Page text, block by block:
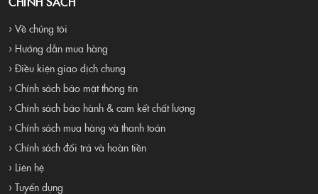
› Về chúng tôi
› Hướng dẫn mua hàng
› Điều kiện giao dịch chung
› Chính sách bảo mật thông tin
› Chính sách bảo hành & cam kết chất lượng
› Chính sách mua hàng và thanh toán
› Chính sách đổi trả và hoàn tiền
› Liên hệ
› Tuyển dụng